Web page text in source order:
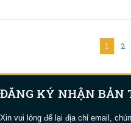
1 2
ĐĂNG KÝ NHẬN BẢN
Xin vui lòng để lại địa chỉ email,